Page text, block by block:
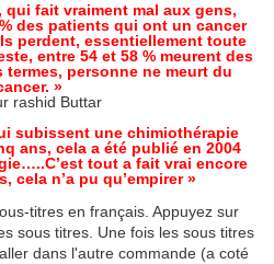
qui fait vraiment mal aux gens,
des patients qui ont un cancer
perdent, essentiellement toute
entre 54 et 58 % meurent des
termes, personne ne meurt du
»
rashid Buttar
subissent une chimiothérapie
ans, cela a été publié en 2004
tout a fait vrai encore
cela n’a pu qu’empirer »
titres en français. Appuyez sur
sous titres. Une fois les sous titres
dans l'autre commande (a coté